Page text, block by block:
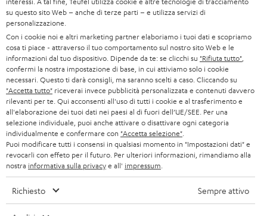
l
e
t
t
e
r
BLUETOOTH
CUFFIE
CUFFIE BLUETOOTH
SET STEREO
ALTOPARLANTE
ULTIMA
CUFFIE IN-EAR
STAMPA
B2B
BLOG
NEWSLETTER
NEGOZI
VANTAGGI TEUFEL
LA NOSTRA STORIA
MANAGEMENT
AUSTRIA
SVIZZERA
PAESI BASSI
BELGIO
FRANCIA
su questo sito Web – anche di terze parti – e utilizza servizi di
personalizzazione.
Con i cookie noi e altri marketing partner elaboriamo i tuoi dati e scopriamo
cosa ti piace - attraverso il tuo comportamento sul nostro sito Web e le
informazioni dal tuo dispositivo. Dipende da te: se clicchi su "Rifiuta tutto"
confermi la nostra impostazione di base, in cui attiviamo solo i cookie
necessari. Questo ti darà consigli, ma saranno scelti a caso. Cliccando su
"Accetta tutto" riceverai invece pubblicità personalizzata e contenuti davvero
rilevanti per te. Qui acconsenti all'uso di tutti i cookie e al trasferimento e
all'elaborazione dei tuoi dati nei paesi al di fuori dell’UE/SEE. Per una
selezione individuale, puoi anche attivare o disattivare ogni categoria
individualmente e confermare con "Accetta selezione"
Puoi modificare tutti i consensi in qualsiasi momento in "Impostazioni dati" e
revocarli con effeto per il futuro. Per ulteriori informazioni, rimandiamo alla
nostra informativa sulla privacye all' impressum
Richiesto Sempre attivo